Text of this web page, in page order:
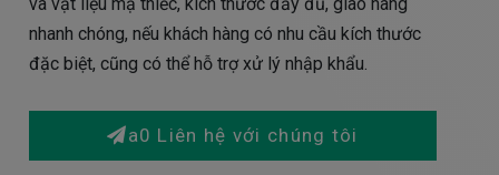
nhanh chóng, nếu khách hàng có nhu cầu kích thước
đặc biệt, cũng có thể hỗ trợ xử lý nhập khẩu.
a0 Liên hệ với chúng tôi